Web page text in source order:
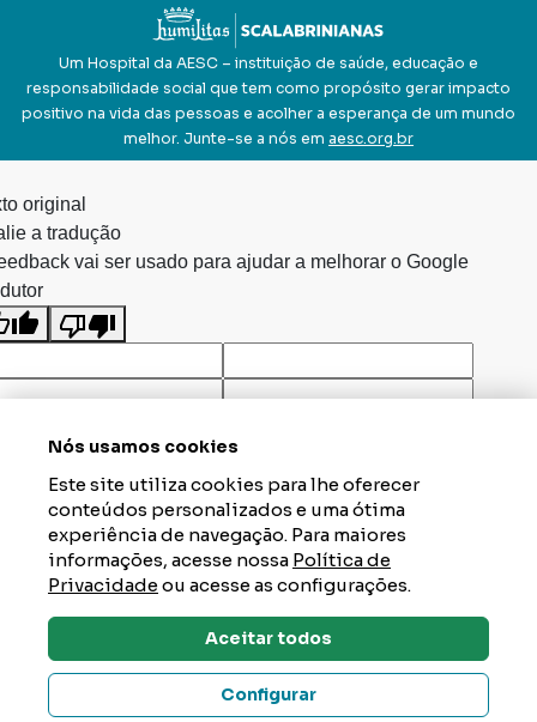
Um Hospital da AESC – instituição de saúde, educação e
responsabilidade social que tem como propósito gerar impacto
positivo na vida das pessoas e acolher a esperança de um mundo
melhor. Junte-se a nós em aesc.org.br
Dúvidas? Tire Aqui
Nós usamos cookies
Este site utiliza cookies para lhe oferecer
conteúdos personalizados e uma ótima
experiência de navegação. Para maiores
informações, acesse nossa Política de
Privacidadeou acesse as configurações.
Aceitar todos
Configurar
original
a tradução
vai ser usado para ajudar a melhorar o Google